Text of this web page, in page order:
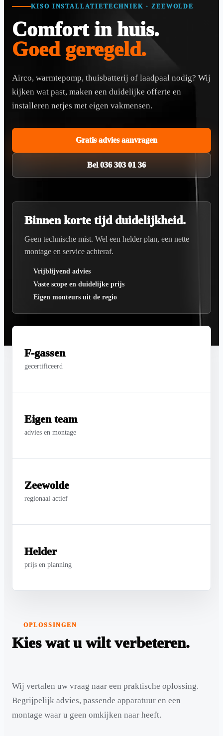
KISO INSTALLATIETECHNIEK · ZEEWOLDE
Comfort in huis.
Goed geregeld.
Airco, warmtepomp, thuisbatterij of laadpaal nodig? Wij
kijken wat past, maken een duidelijke offerte en
installeren netjes met eigen vakmensen.
Gratis advies aanvragen
Bel 036 303 01 36
Binnen korte tijd duidelijkheid.
Geen technische mist. Wel een helder plan, een nette
montage en service achteraf.
Vrijblijvend advies
Vaste scope en duidelijke prijs
Eigen monteurs uit de regio
F-gassen
gecertificeerd
Eigen team
advies en montage
Zeewolde
regionaal actief
Helder
prijs en planning
OPLOSSINGEN
Kies wat u wilt verbeteren.
Wij vertalen uw vraag naar een praktische oplossing.
Begrijpelijk advies, passende apparatuur en een
montage waar u geen omkijken naar heeft.